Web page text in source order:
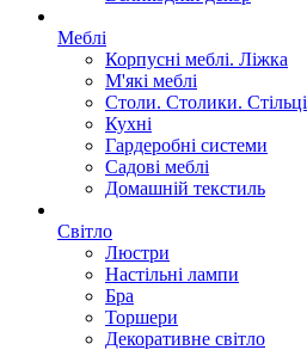
Меблі
Корпусні меблі. Ліжка
М'які меблі
Столи. Столики. Стільці
Кухні
Гардеробні системи
Садові меблі
Домашній текстиль
Світло
Люстри
Настільні лампи
Бра
Торшери
Декоративне світло